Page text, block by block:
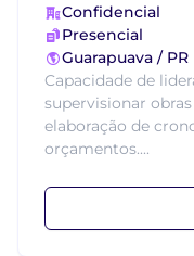
Confidencial
Presencial
Guarapuava / PR
Capacidade de
supervisionar
elaboração de
orçamentos....